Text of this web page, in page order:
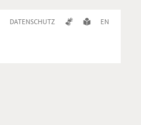
DATENSCHUTZ EN